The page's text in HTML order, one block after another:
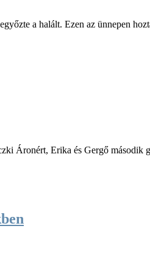
a halált. Ezen az ünnepen
Áronért, Erika és Gergő második